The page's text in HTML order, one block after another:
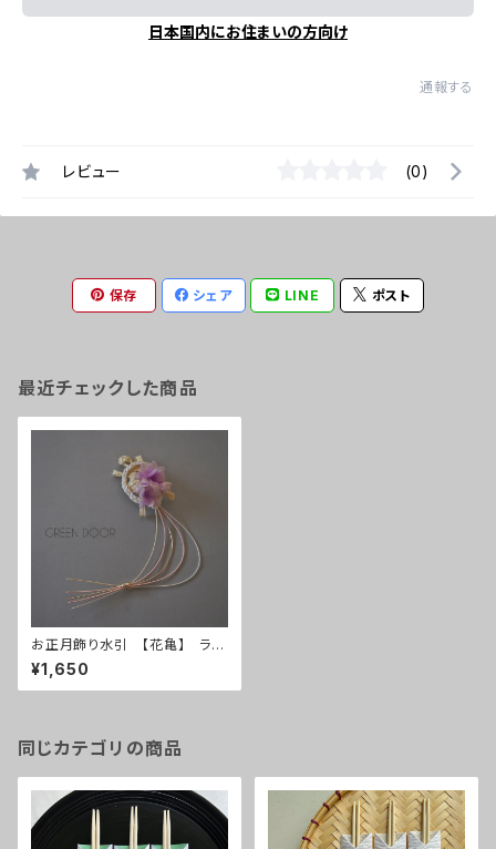
日本国内にお住まいの方向け
通報する
レビュー (0)
保存 シェア LINE ポスト
最近チェックした商品
お正月飾り水引 【花亀】 ライ
ラック
¥1,650
同じカテゴリの商品